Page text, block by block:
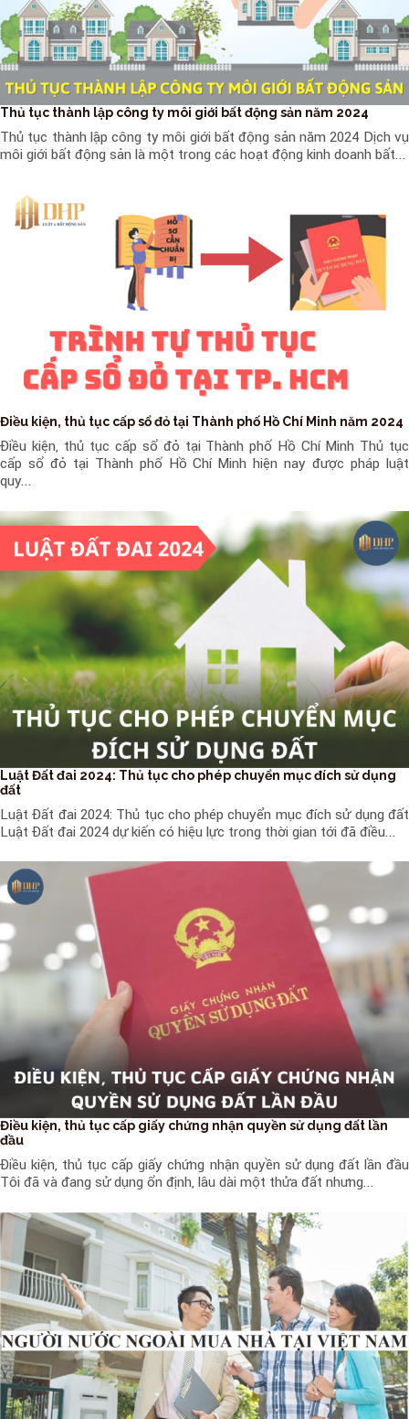
Thủ tục thành lập công ty môi giới bất động sản năm 2024
Thủ tục thành lập công ty môi giới bất động sản năm 2024 Dịch vụ
môi giới bất động sản là một trong các hoạt động kinh doanh bất...
Điều kiện, thủ tục cấp sổ đỏ tại Thành phố Hồ Chí Minh năm 2024
Điều kiện, thủ tục cấp sổ đỏ tại Thành phố Hồ Chí Minh Thủ tục
cấp sổ đỏ tại Thành phố Hồ Chí Minh hiện nay được pháp luật
quy...
Luật Đất đai 2024: Thủ tục cho phép chuyển mục đích sử dụng
đất
Luật Đất đai 2024: Thủ tục cho phép chuyển mục đích sử dụng đất
Luật Đất đai 2024 dự kiến có hiệu lực trong thời gian tới đã điều...
Điều kiện, thủ tục cấp giấy chứng nhận quyền sử dụng đất lần
đầu
Điều kiện, thủ tục cấp giấy chứng nhận quyền sử dụng đất lần đầu
Tôi đã và đang sử dụng ổn định, lâu dài một thửa đất nhưng...